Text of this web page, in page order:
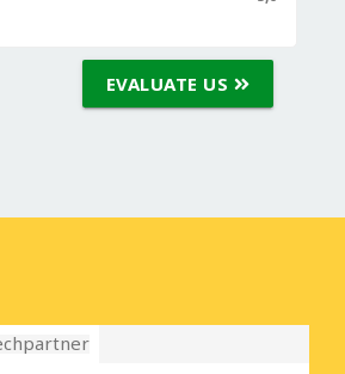
EVALUATE US